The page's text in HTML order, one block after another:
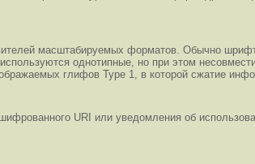
масштабируемых форматов. Обычно
однотипные, но при этом
глифов Type 1, в которой сжатие
URI или уведомления об